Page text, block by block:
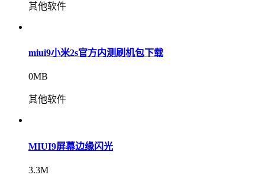
其他软件
miui9小米2s官方内测刷机包下载
0MB
其他软件
MIUI9屏幕边缘闪光
3.3M